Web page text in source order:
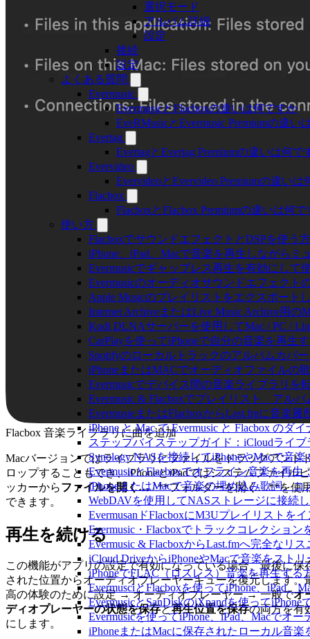
選択モード
アルバム詳細
設定
接続
設定
よくある質問
Evermusic
EvermusicとFlacboxの違いは何ですか
EveRMusicとEvermusic Premiumの違い
Evertag
EvertagとEvertag Premiumの違いは何で
Evervideo
EvervideoとEvervideo Premiumの違いは
Flacbox
FlacboxとFlacbox Premiumの違いは何
使い方
FlacboxでサウンドエフェクトとDSPを使う
iPhone、iPad、Macで音楽を再生しながら
Evermusicでギャップレス再生を有効にして
Evermusicのオーディオサウンドエフェク
Apple Musicのプレイリストをエクスポート
Internet ArchiveまたはLive Music Archive用
Kodi DLNAサーバーを使用してMac / PC /
CarPlayを使ってiPhoneで自分の音楽を再生
Spotifyのローカルトラックのアルバムカバ
iPhoneまたはMACでオーディオファイルの
Evermusicでデバイス間の音楽ライブラリ
Evermusic & Flacboxでプレイリスト、アル
EvermusieまたはFlacboxからLast.fmに音楽
iPhone と Mac で Evermusic と Flacbox の
ステップバイステップガイド：iCloudライ
Synology NASを接続してiPhoneやMacで音
EvermusicとFlacboxでオフライン音楽を再
iPhoneまたはMacで音楽の埋め込み歌詞、
WebDAVを使用してNASストレージに接続
EvermusanドFlacboxにM3Uプレイリストを
Evermusic・Flacboxでトラックコレクショ
Evermusic & FlacboxからLast.fmへ完全なリ
iCloud DriveからiPhoneやMacで音楽をスト
iPhoneでFLAC（ロスレス）音楽を再生する
EvermusciとFlacboxを使ってiPhone、iPad
EvermusicとSanDiskのiXpandを使って
Evermusicを使ってiPhone、iPad、Macでオ
iPhoneまたはMacに保存されたローカル音楽
Flacbox 音楽ライブラリに曲を追加
Macバージョンではライブラリにファイルをドラッグアンド
ロップすることもでき、iPhoneとiPadではシステムファイルピ
ッカーからファイルを開く…/ **フォルダーを開く…**を使
できます。
再生を続ける
この機能がアプリの設定で有効になっている場合、最後に保
された位置からオーディオプレーヤーキューを復元します。
高の体験のために設定 → オーディオプレーヤー → 一般でオ
ディオプレーヤーの状態を保存と再生位置を保存の両方を有
にします。